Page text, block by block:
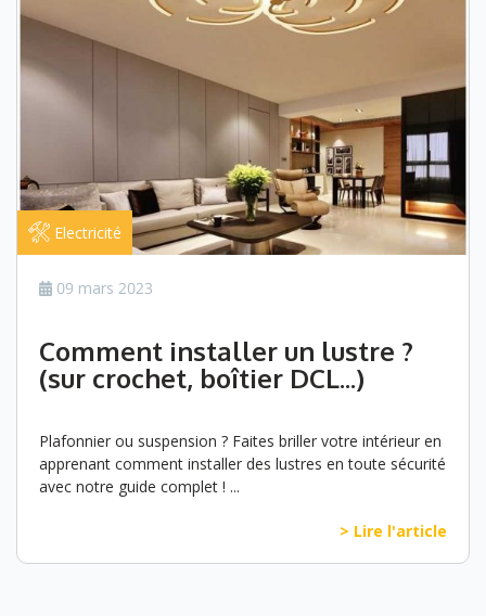
Electricité
09 mars 2023
Comment installer un lustre ?
(sur crochet, boîtier DCL...)
Plafonnier ou suspension ? Faites briller votre intérieur en
apprenant comment installer des lustres en toute sécurité
avec notre guide complet ! ...
> Lire l'article